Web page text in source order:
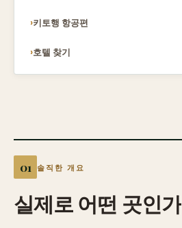
솔직한 개요
실제로어떤 곳인가
키토행 항공편
호텔 찾기